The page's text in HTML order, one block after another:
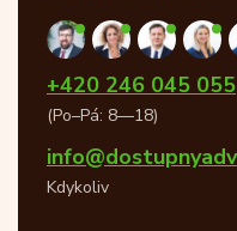
+420 246 045 055
(Po–Pá: 8—18)
Kdykoliv